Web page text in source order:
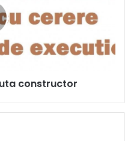
constructor